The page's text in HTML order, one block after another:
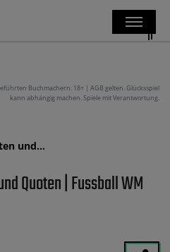
Buchmachern. 18+ | AGB gelten. Glücksspiel
kann abhängig machen. Spiele mit Verantwortung.
und…
Quoten | Fussball WM